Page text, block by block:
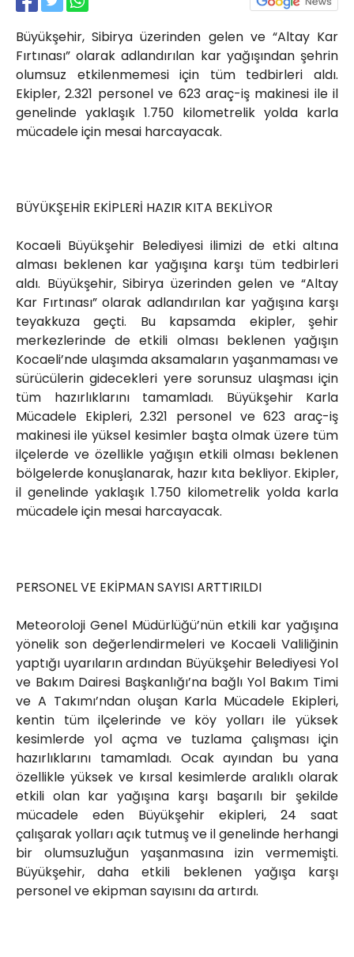
Büyükşehir, Sibirya üzerinden gelen ve “Altay Kar
Fırtınası” olarak adlandırılan kar yağışından şehrin
olumsuz etkilenmemesi için tüm tedbirleri aldı.
Ekipler, 2.321 personel ve 623 araç-iş makinesi ile il
genelinde yaklaşık 1.750 kilometrelik yolda karla
mücadele için mesai harcayacak.
BÜYÜKŞEHİR EKİPLERİ HAZIR KITA BEKLİYOR
Kocaeli Büyükşehir Belediyesi ilimizi de etki altına
alması beklenen kar yağışına karşı tüm tedbirleri
aldı. Büyükşehir, Sibirya üzerinden gelen ve “Altay
Kar Fırtınası” olarak adlandırılan kar yağışına karşı
teyakkuza geçti. Bu kapsamda ekipler, şehir
merkezlerinde de etkili olması beklenen yağışın
Kocaeli’nde ulaşımda aksamaların yaşanmaması ve
sürücülerin gidecekleri yere sorunsuz ulaşması için
tüm hazırlıklarını tamamladı. Büyükşehir Karla
Mücadele Ekipleri, 2.321 personel ve 623 araç-iş
makinesi ile yüksel kesimler başta olmak üzere tüm
ilçelerde ve özellikle yağışın etkili olması beklenen
bölgelerde konuşlanarak, hazır kıta bekliyor. Ekipler,
il genelinde yaklaşık 1.750 kilometrelik yolda karla
mücadele için mesai harcayacak.
PERSONEL VE EKİPMAN SAYISI ARTTIRILDI
Meteoroloji Genel Müdürlüğü’nün etkili kar yağışına
yönelik son değerlendirmeleri ve Kocaeli Valiliğinin
yaptığı uyarıların ardından Büyükşehir Belediyesi Yol
ve Bakım Dairesi Başkanlığı’na bağlı Yol Bakım Timi
ve A Takımı’ndan oluşan Karla Mücadele Ekipleri,
kentin tüm ilçelerinde ve köy yolları ile yüksek
kesimlerde yol açma ve tuzlama çalışması için
hazırlıklarını tamamladı. Ocak ayından bu yana
özellikle yüksek ve kırsal kesimlerde aralıklı olarak
etkili olan kar yağışına karşı başarılı bir şekilde
mücadele eden Büyükşehir ekipleri, 24 saat
çalışarak yolları açık tutmuş ve il genelinde herhangi
bir olumsuzluğun yaşanmasına izin vermemişti.
Büyükşehir, daha etkili beklenen yağışa karşı
personel ve ekipman sayısını da artırdı.
kocaelisokak@gmail.com